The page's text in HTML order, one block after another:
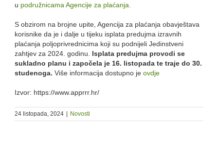
u podružnicama Agencije za plaćanja.
S obzirom na brojne upite, Agencija za plaćanja obavještava
korisnike da je i dalje u tijeku isplata predujma izravnih
plaćanja poljoprivrednicima koji su podnijeli Jedinstveni
zahtjev za 2024. godinu. Isplata predujma provodi se
sukladno planu i započela je 16. listopada te traje do 30.
studenoga. Više informacija dostupno je ovdje
Izvor: https://www.apprrr.hr/
24 listopada, 2024 | Novosti